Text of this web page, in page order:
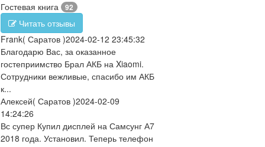
Гостевая книга
92
Читать отзывы
Frank( Саратов )2024-02-12 23:45:32
Благодарю Вас, за оказанное
гостеприимство Брал АКБ на Xiaomi.
Сотрудники вежливые, спасибо им АКБ
к...
Алексей( Саратов )2024-02-09
14:24:26
Вс супер Купил дисплей на Самсунг А7
2018 года. Установил. Теперь телефон